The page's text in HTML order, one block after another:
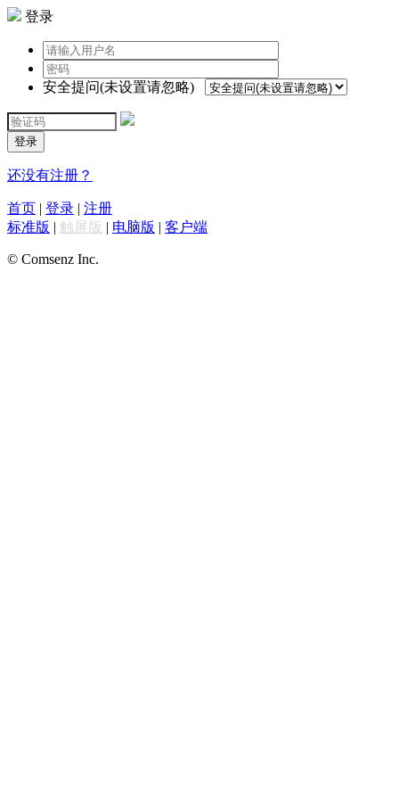
登录
安全提问(未设置请忽略)
登录
还没有注册？
首页 | 登录 | 注册
标准版 | 触屏版 | 电脑版 | 客户端
© Comsenz Inc.